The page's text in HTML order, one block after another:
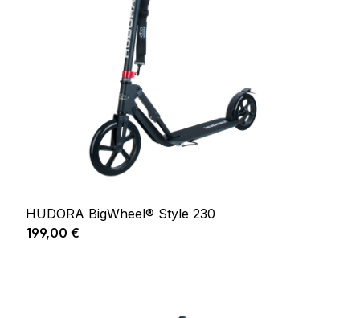
HUDORA BigWheel® Style 230
Prix régulier :
199,00 €